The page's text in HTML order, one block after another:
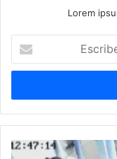
Lorem
correo